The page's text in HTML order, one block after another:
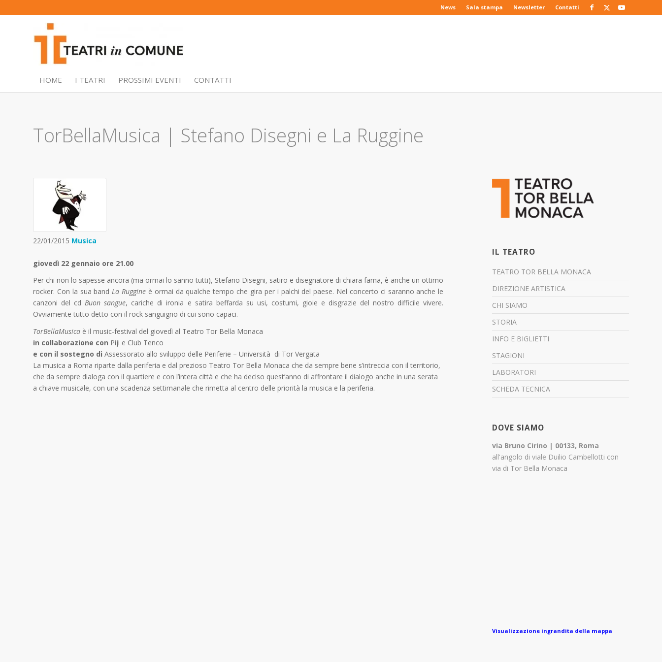
News Sala stampa Newsletter Contatti
HOME I TEATRI PROSSIMI EVENTI CONTATTI
TorBellaMusica | Stefano Disegni e La Ruggine
22/01/2015 Musica
giovedì 22 gennaio ore 21.00
Per chi non lo sapesse ancora (ma ormai lo sanno tutti), Stefano Disegni, satiro e disegnatore di chiara fama, è anche un ottimo
rocker. Con la sua bandLa Ruggine è ormai da qualche tempo che gira per i palchi del paese. Nel concerto ci saranno anche le
canzoni del cdBuon sangue, cariche di ironia e satira beffarda su usi, costumi, gioie e disgrazie del nostro difficile vivere.
Ovviamente tutto detto con il rock sanguigno di cui sono capaci.
TorBellaMusica è il music-festival del giovedì al Teatro Tor Bella Monaca
in collaborazione con Piji e Club Tenco
e con il sostegno di Assessorato allo sviluppo delle Periferie – Università di Tor Vergata
La musica a Roma riparte dalla periferia e dal prezioso Teatro Tor Bella Monaca che da sempre bene s’intreccia con il territorio,
che da sempre dialoga con il quartiere e con l’intera città e che ha deciso quest’anno di affrontare il dialogo anche in una serata
a chiave musicale, con una scadenza settimanale che rimetta al centro delle priorità la musica e la periferia.
IL TEATRO
TEATRO TOR BELLA MONACA
DIREZIONE ARTISTICA
CHI SIAMO
STORIA
INFO E BIGLIETTI
STAGIONI
LABORATORI
SCHEDA TECNICA
DOVE SIAMO
via Bruno Cirino | 00133, Roma
all'angolo di viale Duilio Cambellotti con
via di Tor Bella Monaca
Visualizzazione ingrandita della mappa